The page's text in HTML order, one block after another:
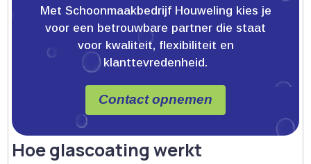
Met Schoonmaakbedrijf Houweling kies je
voor een betrouwbare partner die staat
voor kwaliteit, flexibiliteit en
klanttevredenheid.
Contact opnemen
Hoe glascoating werkt